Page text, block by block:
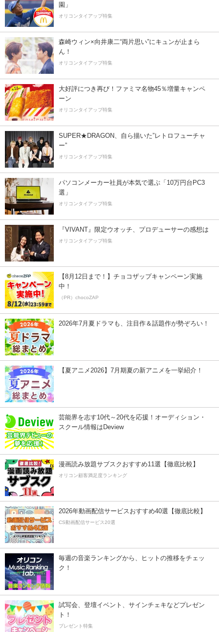
園」
オリコンタイアップ特集
森崎ウィン×向井康二“両片思い”にキュンが止まら
ん！
オリコンタイアップ特集
大好評につき再び！ファミマ名物45％増量キャンペ
ーン
オリコンタイアップ特集
SUPER★DRAGON、自ら描いた”レトロフューチャ
ー”
オリコンタイアップ特集
パソコンメーカー社員が本気で選ぶ「10万円台PC3
選」
オリコンタイアップ特集
『VIVANT』限定ウオッチ、プロデューサーの感想は
オリコンタイアップ特集
【8月12日まで！】チョコザップキャンペーン実施
中！
（PR）chocoZAP
2026年7月夏ドラマも、注目作＆話題作が勢ぞろい！
【夏アニメ2026】7月期夏の新アニメを一挙紹介！
芸能界を志す10代～20代を応援！オーディション・
スクール情報はDeview
漫画読み放題サブスクおすすめ11選【徹底比較】
オリコン顧客満足度ランキング
2026年動画配信サービスおすすめ40選【徹底比較】
CS動画配信サービス20選
毎週の音楽ランキングから、ヒットの推移をチェッ
ク！
試写会、登壇イベント、サインチェキなどプレゼン
ト！
プレゼント特集